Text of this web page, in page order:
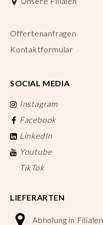
Offertenanfragen
Kontaktformular
SOCIAL MEDIA
Instagram
Facebook
LinkedIn
Youtube
TikTok
LIEFERARTEN
Abholung in Filialen